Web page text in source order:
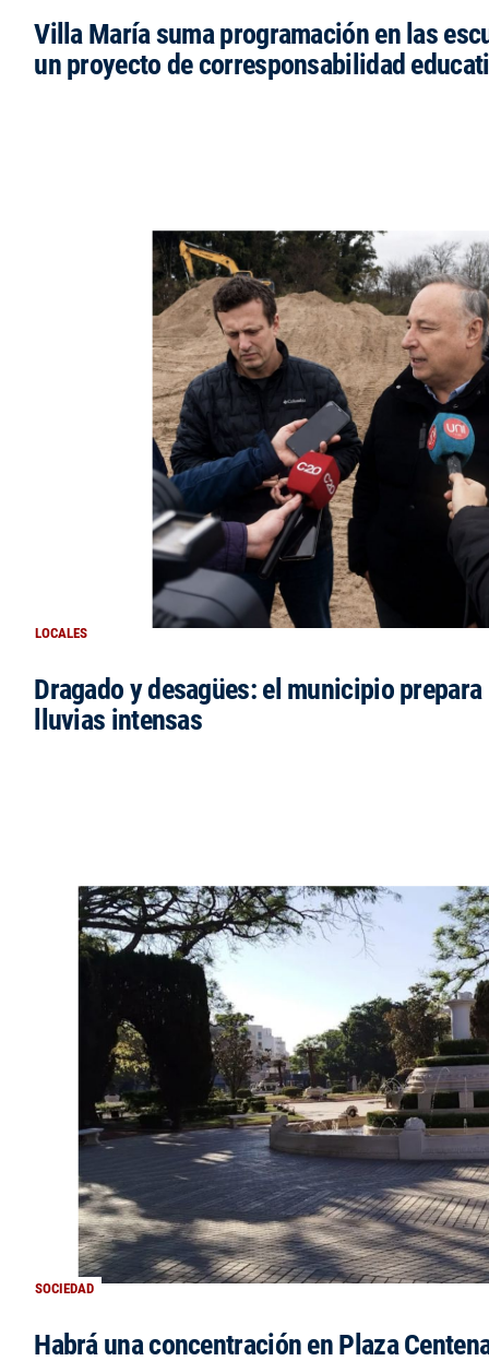
Villa María suma programación en las
un proyecto de corresponsabilidad
LOCALES
Dragado y desagües: el municipio
lluvias intensas
SOCIEDAD
Habrá una concentración en Plaza